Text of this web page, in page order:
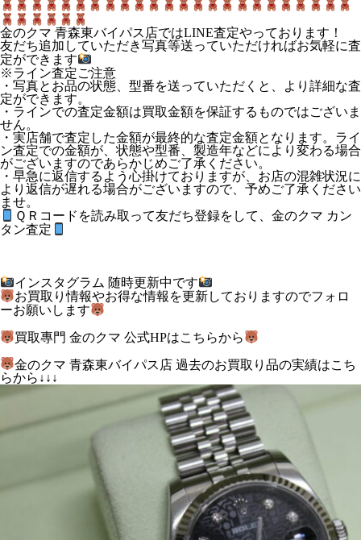
金のクマ 青森東バイパス店ではLINE査定やっております！
友だち追加していただき写真等送っていただければお気軽に査
定ができます
※ライン査定ご注意
・写真とお品の状態、型番を送っていただくと、より詳細な査
定ができます。
・ラインでの査定金額は買取金額を保証するものではございま
せん。
・実店舗で査定した金額が最終的な査定金額となります。ライ
ン査定での金額が、状態や型番、製造年などにより変わる場合
がございますのであらかじめご了承ください。
・早急に返信するよう心掛けておりますが、お店の混雑状況に
より返信が遅れる場合がございますので、予めご了承ください
ませ。
ＱＲコードを読み取って友だち登録をして、金のクマ カン
タン査定
インスタグラム 随時更新中です
お買取り情報やお得な情報を更新しておりますのでフォロ
ーお願いします
買取專門 金のクマ 公式HPはこちらから
金のクマ 青森東バイパス店 過去のお買取り品の実績はこち
らから↓↓↓